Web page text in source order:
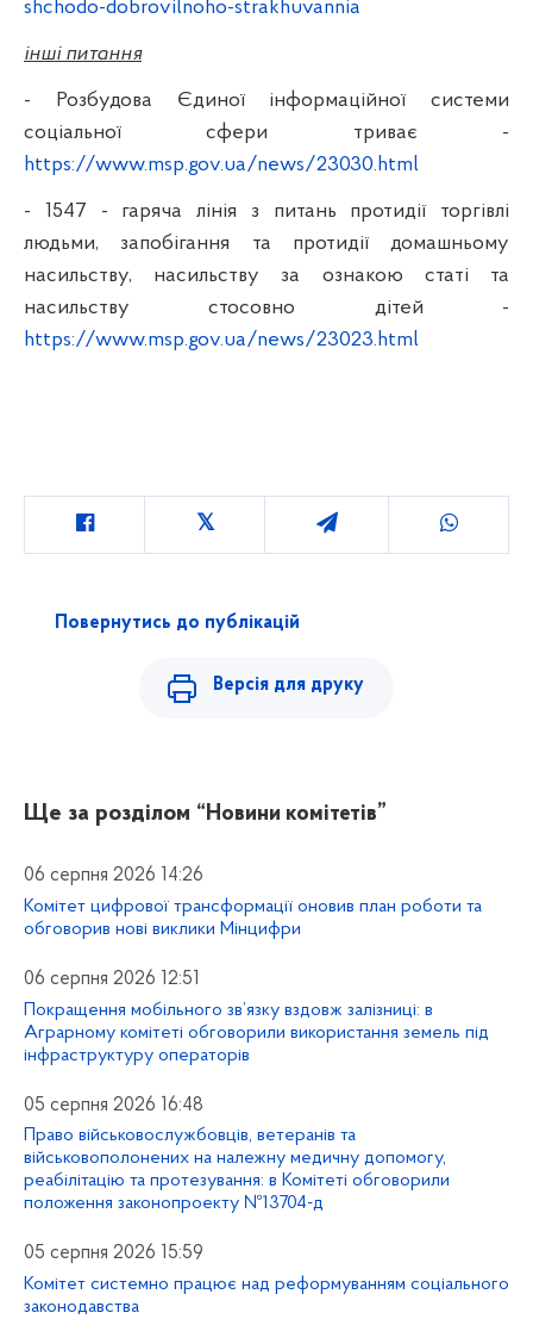
shchodo-dobrovilnoho-strakhuvannia
інші питання
- Розбудова Єдиної інформаційної системи
соціальної сфери триває -
https://www.msp.gov.ua/news/23030.html
- 1547 - гаряча лінія з питань протидії торгівлі
людьми, запобігання та протидії домашньому
насильству, насильству за ознакою статі та
насильству стосовно дітей -
https://www.msp.gov.ua/news/23023.html
Повернутись до публікацій
Версія для друку
Ще за розділом “Новини комітетів”
06 серпня 2026 14:26
Комітет цифрової трансформації оновив план роботи та
обговорив нові виклики Мінцифри
06 серпня 2026 12:51
Покращення мобільного зв’язку вздовж залізниці: в
Аграрному комітеті обговорили використання земель під
інфраструктуру операторів
05 серпня 2026 16:48
Право військовослужбовців, ветеранів та
військовополонених на належну медичну допомогу,
реабілітацію та протезування: в Комітеті обговорили
положення законопроекту №13704-д
05 серпня 2026 15:59
Комітет системно працює над реформуванням соціального
законодавства